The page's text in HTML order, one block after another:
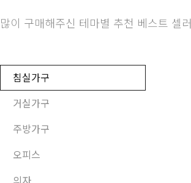
많이 구매해주신 테마별 추천 베스트 셀러
침실가구
거실가구
주방가구
오피스